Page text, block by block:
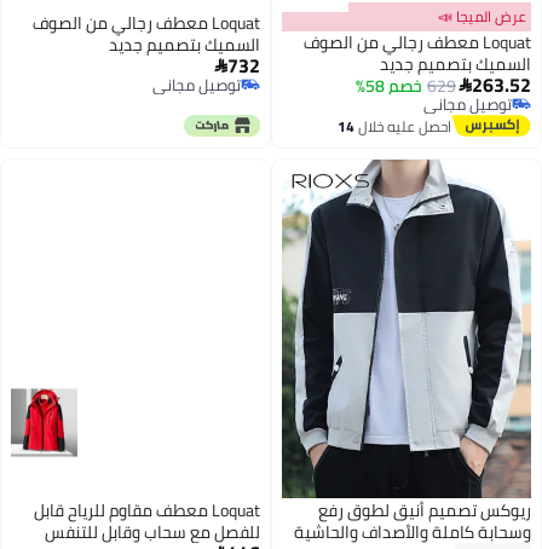
6
عرض الميجا 📣
Loquat معطف رجالي من الصوف
السميك بتصميم جديد
263.52
629 خصم 58%
توصيل مجاني
توصيل مجانياحصل عليه خلال14
Loquat معطف رجالي من الصوف
السميك بتصميم جديد
732
توصيل مجاني
توصيل مجاني
ريوكس تصميم أنيق لطوق رفع
وسحابة كاملة والأصداف والحاشية
Loquat معطف مقاوم للرياح قابل
للفصل مع سحاب وقابل للتنفس